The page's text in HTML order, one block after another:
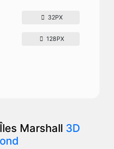
32PX
128PX
Marshall 3D